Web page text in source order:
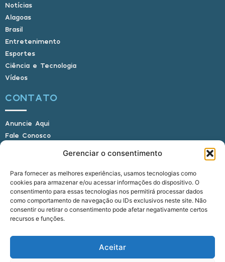
Gerenciar o consentimento
Para fornecer as melhores experiências, usamos tecnologias como
cookies para armazenar e/ou acessar informações do dispositivo. O
consentimento para essas tecnologias nos permitirá processar dados
como comportamento de navegação ou IDs exclusivos neste site. Não
consentir ou retirar o consentimento pode afetar negativamente certos
recursos e funções.
Aceitar
Notícias
Alagoas
Brasil
Entretenimento
Esportes
Ciência e Tecnologia
Vídeos
CONTATO
Anuncie Aqui
Fale Conosco
E-mail: alagoasbrasilnoticias@gmail.com
Telefone: (82) 9 9691-0391 (Whatsapp)
Responsável Técnico: Crysthyan Carlos
Rua do Sau - Centro - Anadia - AL - CEP: